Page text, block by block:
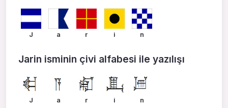
J a r i n
Jarin isminin çivi alfabesi ile yazılışı
J a r i n